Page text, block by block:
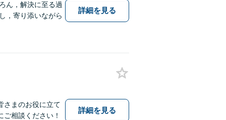
ん，解決に至る過
，寄り添いながら
詳細を見る
さまのお役に立て
相談ください！
詳細を見る